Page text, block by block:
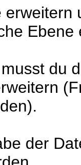
erweitern
Ebene
du
der